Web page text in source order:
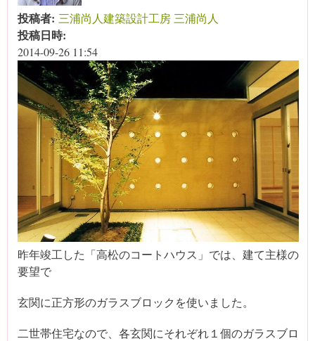
投稿者: 三浦尚人建築設計工房 三浦尚人
投稿日時:
2014-09-26 11:54
昨年竣工した「高松のコートハウス」では、建て主様の
要望で
玄関に正方形のガラスブロックを使いました。
二世帯住宅なので、各玄関にそれぞれ１個のガラスブロ